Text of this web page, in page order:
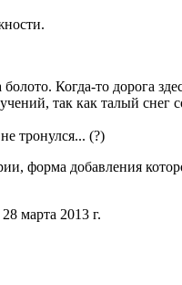
Когда-то дорога
так как талый снег
тронулся... (?)
форма добавления
марта 2013 г.